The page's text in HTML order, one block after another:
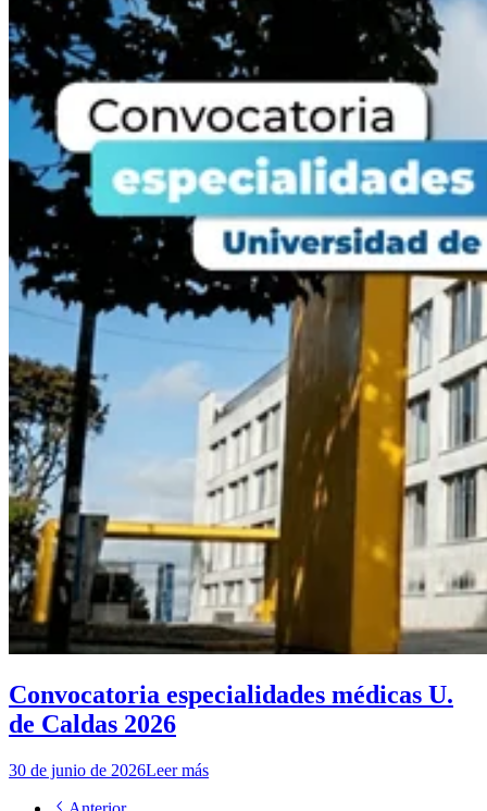
Convocatoria especialidades médicas U.
de Caldas 2026
30 de junio de 2026Leer más